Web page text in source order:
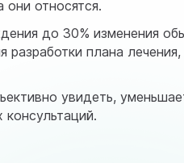
относятся.
до 30% изменения
плана
увидеть,